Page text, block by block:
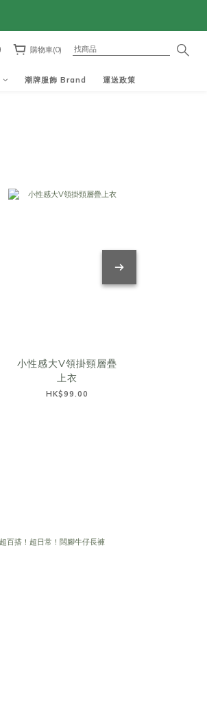
購物車(0)
潮牌服飾 Brand 運送政策
小性感大V領掛頸層疊
上衣
HK$99.00